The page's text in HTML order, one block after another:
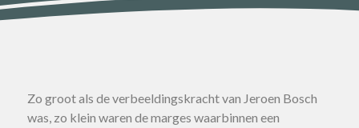
Zo groot als de verbeeldingskracht van Jeroen Bosch
was, zo klein waren de marges waarbinnen een